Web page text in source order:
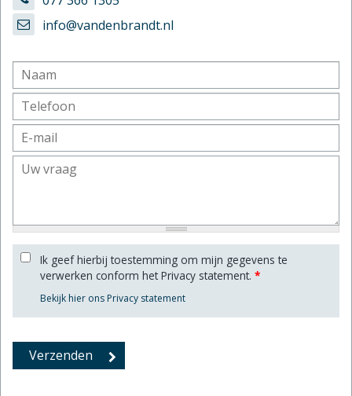
info@vandenbrandt.nl
Ik geef hierbij toestemming om mijn gegevens te
verwerken conform het Privacy statement. *
Bekijk hier ons Privacy statement